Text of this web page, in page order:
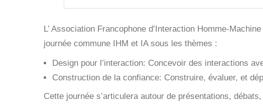
L’ Association Francophone d’Interaction Homme-
journée commune IHM et IA sous les thèmes :
Design pour l’interaction: Concevoir des interactions
Construction de la confiance: Construire, évaluer, et
Cette journée s’articulera autour de présentations,